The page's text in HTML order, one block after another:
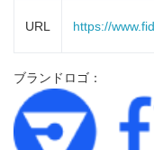
URL https://
ブランドロゴ：